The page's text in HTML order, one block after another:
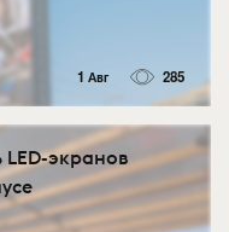
1 Авг 285
LED-экранов